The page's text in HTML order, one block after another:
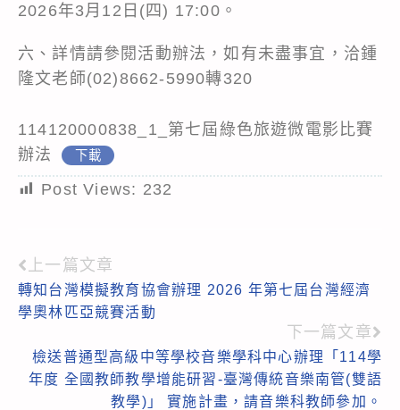
2026年3月12日(四) 17:00。
六、詳情請參閱活動辦法，如有未盡事宜，洽鍾
隆文老師(02)8662-5990轉320
114120000838_1_第七屆綠色旅遊微電影比賽
辦法
下載
Post Views: 232
Read
more
上一篇文章
轉知台灣模擬教育協會辦理 2026 年第七屆台灣經濟
學奧林匹亞競賽活動
下一篇文章
檢送普通型高級中等學校音樂學科中心辦理「114學
年度 全國教師教學增能研習-臺灣傳統音樂南管(雙語
教學)」 實施計畫，請音樂科教師參加。